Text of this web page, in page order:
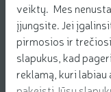
veiktų. Mes
įjungsite. Jei
pirmosios ir
slapukus, kad
reklamą, kuri